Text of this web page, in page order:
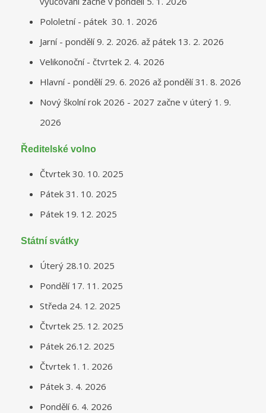
Pololetní - pátek 30. 1. 2026
Jarní - pondělí 9. 2. 2026. až pátek 13. 2. 2026
Velikonoční - čtvrtek 2. 4. 2026
Hlavní - pondělí 29. 6. 2026 až pondělí 31. 8. 2026
Nový školní rok 2026 - 2027 začne v úterý 1. 9.
2026
Ředitelské volno
Čtvrtek 30. 10. 2025
Pátek 31. 10. 2025
Pátek 19. 12. 2025
Státní svátky
Úterý 28.10. 2025
Pondělí 17. 11. 2025
Středa 24. 12. 2025
Čtvrtek 25. 12. 2025
Pátek 26.12. 2025
Čtvrtek 1. 1. 2026
Pátek 3. 4. 2026
Pondělí 6. 4. 2026